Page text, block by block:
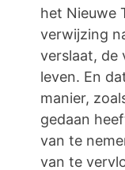
het Nieuwe
verwijzing
verslaat, de
leven. En
manier,
gedaan
van te
van te